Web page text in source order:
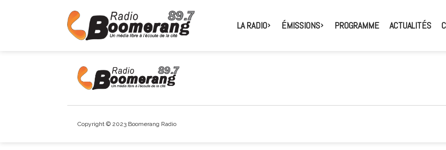
LA RADIO ÉMISSIONS PROGRAMME ACTUALITÉS
Copyright © 2023 Boomerang Radio